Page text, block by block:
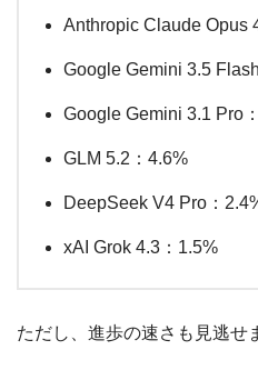
Anthropic Claude Opus
Google Gemini 3.5
Google Gemini 3.1 Pro
GLM 5.2：4.6%
DeepSeek V4 Pro：
xAI Grok 4.3：1.5%
ただし、進歩の速さも見逃せ